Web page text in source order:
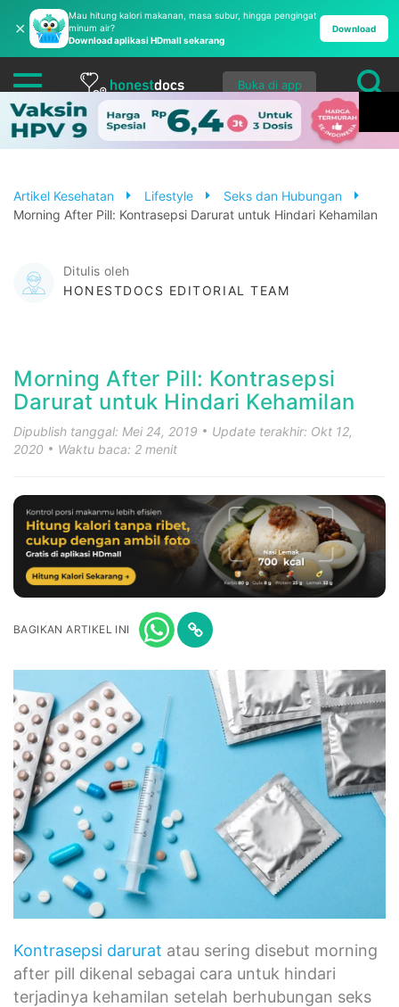
✕
Mau hitung kalori makanan, masa subur, hingga pengingat
minum air?
Download aplikasi HDmall sekarang
Download
Buka di app
Artikel Kesehatan Lifestyle
Seks dan Hubungan
Morning After Pill: Kontrasepsi Darurat untuk Hindari Kehamilan
Ditulis oleh
HONESTDOCS EDITORIAL TEAM
Morning After Pill: Kontrasepsi
Darurat untuk Hindari Kehamilan
Dipublish tanggal: Mei 24, 2019
Update terakhir: Okt 12,
2020
Waktu baca: 2 menit
BAGIKAN ARTIKEL INI
Kontrasepsi darurat atau sering disebut morning
after pill dikenal sebagai cara untuk hindari
terjadinya kehamilan setelah berhubungan seks